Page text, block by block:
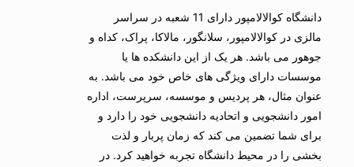
دانشگاه کوالالامپور دارای 11 شعبه در سراسر
مالزی در کوالالامپور، سلانگور، مالاکا، پراک، کداه و
جوهور می باشد. هر یک از این دانشکده ها یا
موسسات دارای ویژگی های خاص خود می باشد. به
عنوان مثال، هر پردیس و موسسه، سرپرست، اداره
امور دانشجویی و اتحادیه دانشجویی خود را دارد و
برای شما تضمین می کند که زمان پربار و لذت
بخشی را در محیط دانشگاه تجربه خواهید کرد. در